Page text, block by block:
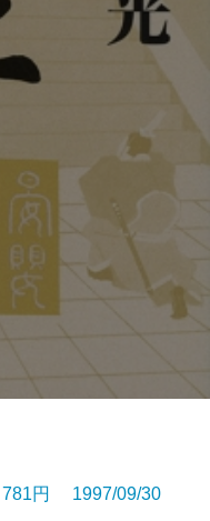
円 1997/09/30